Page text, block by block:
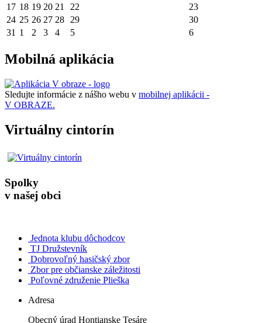
17 18 19 20 21 22
23
24 25 26 27 28 29
30
31 1 2 3 4 5 6
Mobilná aplikácia
Sledujte informácie z nášho webu v mobilnej aplikácii -
V OBRAZE.
Virtuálny cintorín
Spolky
v našej obci
Jednota klubu dôchodcov
TJ Družstevník
Dobrovoľný hasičský zbor
Zbor pre občianske záležitosti
Poľovné združenie Plieška
Adresa
Obecný úrad Hontianske Tesáre